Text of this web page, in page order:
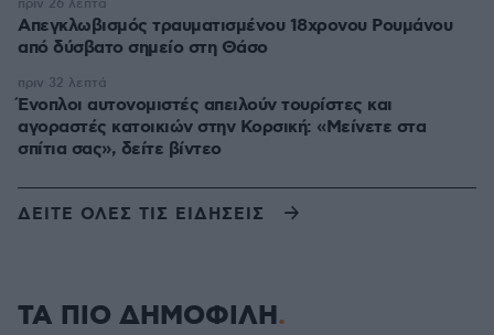
Απεγκλωβισμός τραυματισμένου 18χρονου Ρουμάνου
από δύσβατο σημείο στη Θάσο
πριν 26 λεπτά
Ένοπλοι αυτονομιστές απειλούν τουρίστες και
αγοραστές κατοικιών στην Κορσική: «Μείνετε στα
σπίτια σας», δείτε βίντεο
πριν 32 λεπτά
ΔΕΙΤΕ ΟΛΕΣ ΤΙΣ ΕΙΔΗΣΕΙΣ
ΤΑ ΠΙΟ ΔΗΜΟΦΙΛΗ